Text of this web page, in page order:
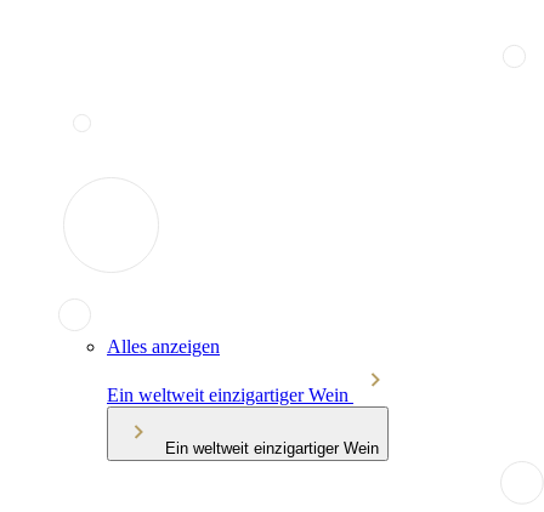
Alles anzeigen
Ein weltweit einzigartiger Wein
Ein weltweit einzigartiger Wein